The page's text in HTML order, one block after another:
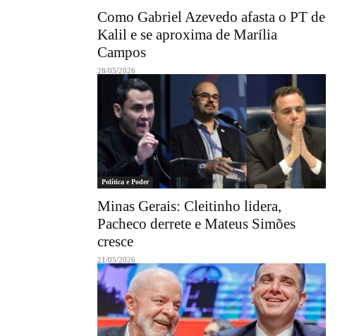
Como Gabriel Azevedo afasta o PT de
Kalil e se aproxima de Marília
Campos
28/05/2026
Política e Poder
Minas Gerais: Cleitinho lidera,
Pacheco derrete e Mateus Simões
cresce
21/05/2026